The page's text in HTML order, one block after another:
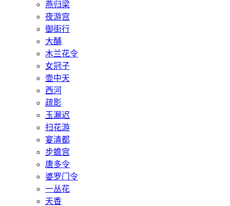
燕归梁
夜游宫
御街行
大酺
木兰花令
女冠子
壶中天
西河
疏影
玉漏迟
扫花游
宴清都
步蟾宫
唐多令
婆罗门令
一丛花
天香